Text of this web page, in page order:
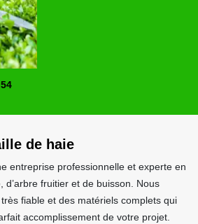
de haie
entreprise professionnelle et experte en
d’arbre fruitier et de buisson. Nous
fiable et des matériels complets qui
accomplissement de votre projet.